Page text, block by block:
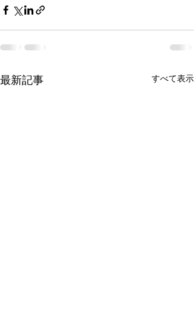
最新記事 すべて表示